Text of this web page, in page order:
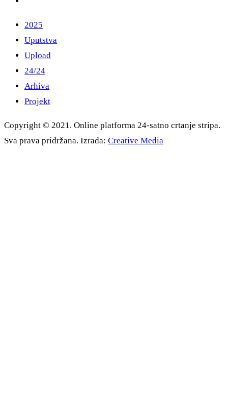
2025
Uputstva
Upload
24/24
Arhiva
Projekt
Copyright © 2021. Online platforma 24-satno crtanje stripa.
Sva prava pridržana. Izrada: Creative Media